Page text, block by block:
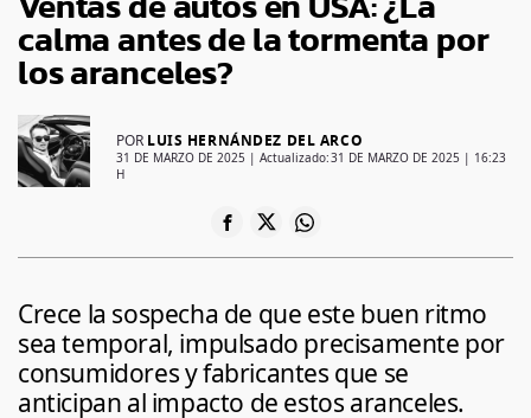
CURIOSIDADES
MARCAS
RANKINGS
SÍGUENOS
Ventas de autos en USA: ¿La
calma antes de la tormenta por
los aranceles?
POR LUIS HERNÁNDEZ DEL ARCO
31 DE MARZO DE 2025 | Actualizado: 31 DE MARZO DE 2025 | 16:23
H
Crece la sospecha de que este buen ritmo
sea temporal, impulsado precisamente por
consumidores y fabricantes que se
anticipan al impacto de estos aranceles.